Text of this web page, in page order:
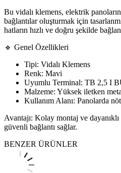
Bu vidalı klemens, elektrik
bağlantılar oluşturmak için
hatların hızlı ve doğru şekilde
🔹 Genel Özellikleri
Tipi: Vidalı Klemens
Renk: Mavi
Uyumlu Terminal: TB 2,5 I
Malzeme: Yüksek iletken
Kullanım Alanı: Panolarda
Avantajı: Kolay montaj ve
güvenli bağlantı sağlar.
BENZER ÜRÜNLER